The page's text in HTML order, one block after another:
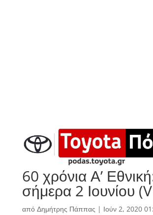
60 χρόνια Α’
σήμερα 2 Ιουνίου
από Δημήτρης Πάππας | Ιούν 2, 2020